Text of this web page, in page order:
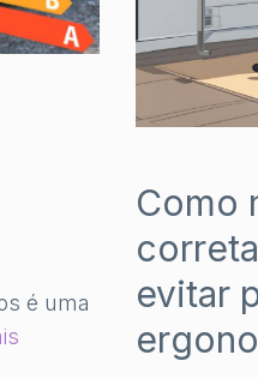
é uma
Como
evitar